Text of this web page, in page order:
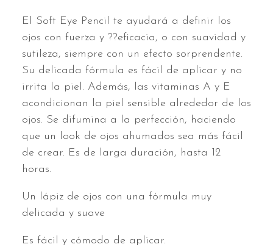
El Soft Eye Pencil te ayudará a definir los
ojos con fuerza y ??eficacia, o con suavidad y
sutileza, siempre con un efecto sorprendente.
Su delicada fórmula es fácil de aplicar y no
irrita la piel. Además, las vitaminas A y E
acondicionan la piel sensible alrededor de los
ojos. Se difumina a la perfección, haciendo
que un look de ojos ahumados sea más fácil
de crear. Es de larga duración, hasta 12
horas.
Un lápiz de ojos con una fórmula muy
delicada y suave
Es fácil y cómodo de aplicar.